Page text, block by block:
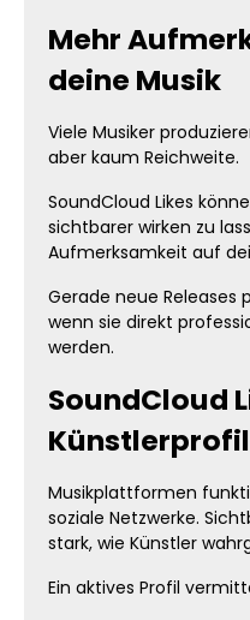
Mehr
deine Musik
Viele Musiker
aber kaum Reichweite.
SoundCloud Likes
sichtbarer wirken zu
Aufmerksamkeit auf
Gerade neue
wenn sie direkt
werden.
SoundCloud
Musikplattformen
soziale Netzwerke.
stark, wie Künstler
Ein aktives Profil